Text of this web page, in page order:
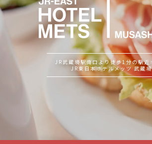
JR武蔵境駅南口より徒歩1分の駅近
JR東日本ホテルメッツ 武蔵境